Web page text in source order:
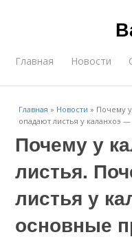
Главная Новости
Главная » Новости » Почему
опадают листья у каланхоэ
Почему у
листья.
листья у
основные